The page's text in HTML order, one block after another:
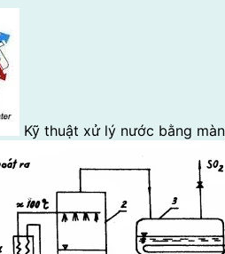
Kỹ thuật xử lý nước bằng